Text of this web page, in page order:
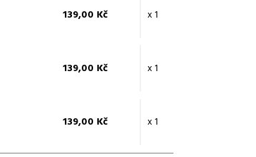
139,00 Kč x 1
139,00 Kč x 1
139,00 Kč x 1